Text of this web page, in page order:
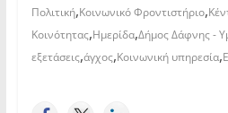
Πολιτική,Κοινωνικό Φροντιστήριο,
Κοινότητας,Ημερίδα,Δήμος Δάφνης -
εξετάσεις,άγχος,Κοινωνική υπηρεσία,